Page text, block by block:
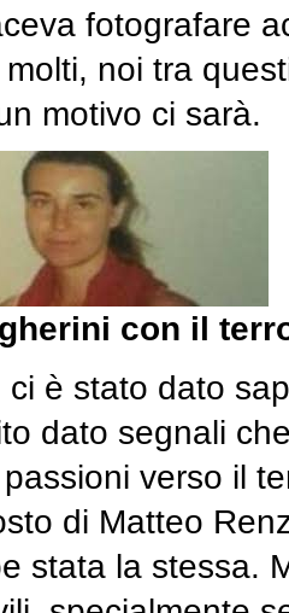
fotografare
noi tra
motivo ci sarà.
con il
ci è stato dato
dato segnali
verso il
di Matteo
stata la stessa.